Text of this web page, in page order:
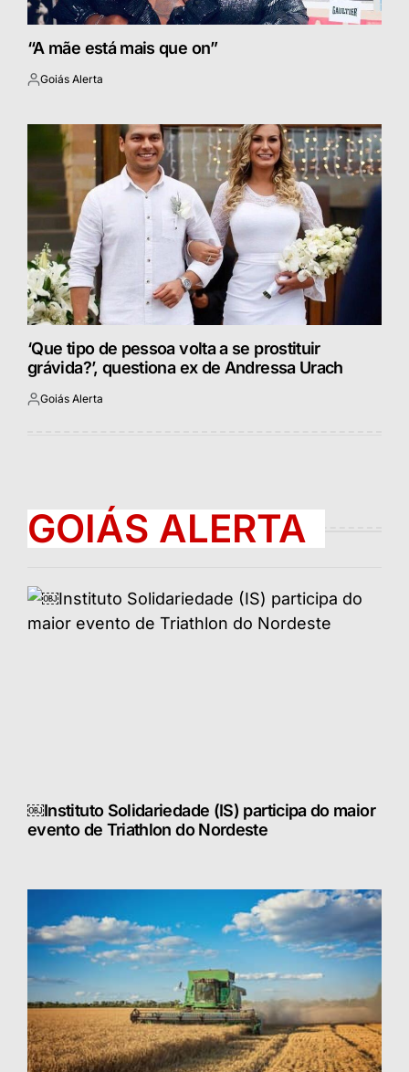
“A mãe está mais que on”
Postado
Goiás Alerta
‘Que tipo de pessoa volta a se prostituir
grávida?’, questiona ex de Andressa Urach
Postado
Goiás Alerta
GOIÁS ALERTA
￼Instituto Solidariedade (IS) participa do maior
evento de Triathlon do Nordeste